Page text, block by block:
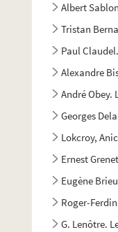
Albert
Tristan
Paul
Alexandre
André Obey.
Georges
Lokcroy,
Ernest
Eugène
Roger-
G. Lenôtre.